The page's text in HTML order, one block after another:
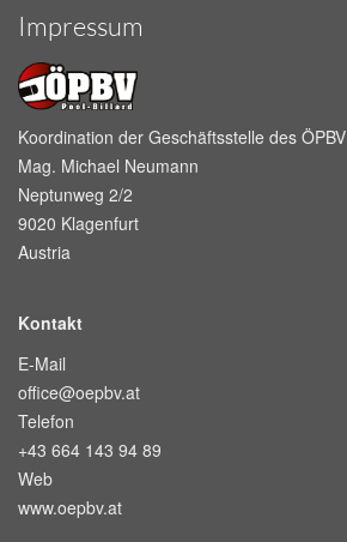
Impressum
Koordination der Geschäftsstelle des ÖPBV
Mag. Michael Neumann
Neptunweg 2/2
9020 Klagenfurt
Austria
Kontakt
E-Mail
office@oepbv.at
Telefon
+43 664 143 94 89
Web
www.oepbv.at